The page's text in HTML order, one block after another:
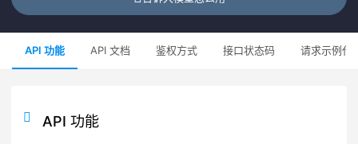
API 功能 API 文档 鉴权方式 接口状态码 请求示例代
API 功能